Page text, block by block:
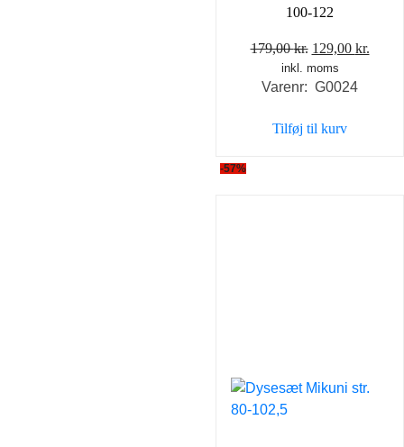
100-122
179,00kr. Den
oprindelige
pris
179,00 kr..
129,00 kr.
inkl. moms
Varenr: G0024
Tilføj til kurv
-57%